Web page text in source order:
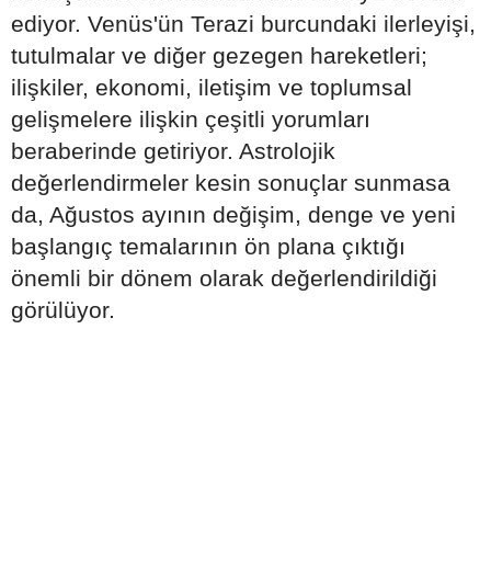
ediyor. Venüs'ün Terazi burcundaki ilerleyişi,
tutulmalar ve diğer gezegen hareketleri;
ilişkiler, ekonomi, iletişim ve toplumsal
gelişmelere ilişkin çeşitli yorumları
beraberinde getiriyor. Astrolojik
değerlendirmeler kesin sonuçlar sunmasa
da, Ağustos ayının değişim, denge ve yeni
başlangıç temalarının ön plana çıktığı
önemli bir dönem olarak değerlendirildiği
görülüyor.